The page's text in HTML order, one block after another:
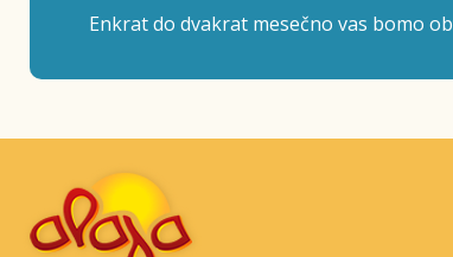
Enkrat do dvakrat mesečno vas bomo